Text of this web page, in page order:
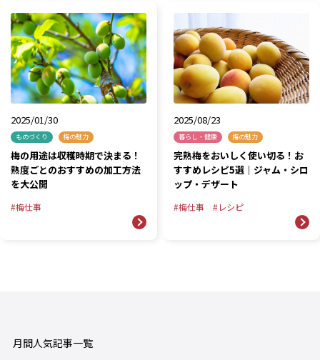
2025/01/30
ものづくり 梅の魅力
梅の用途は収穫時期で決まる！
熟度ごとのおすすめの加工方法
を大公開
梅仕事
2025/08/23
暮らし・健康 梅の魅力
完熟梅をおいしく使い切る！お
すすめレシピ5選｜ジャム・シロ
ップ・デザート
梅仕事 レシピ
月間人気記事一覧